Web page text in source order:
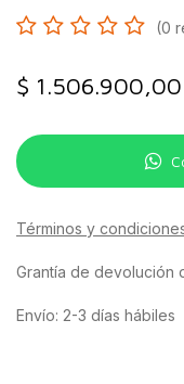
(0
$ 1.506.900,00
Términos y
Grantía de devolución
Envío: 2-3 días hábiles